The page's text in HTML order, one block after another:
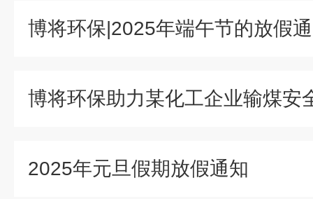
博将环保|2025年端午节的放假
2025年元旦假期放假通知